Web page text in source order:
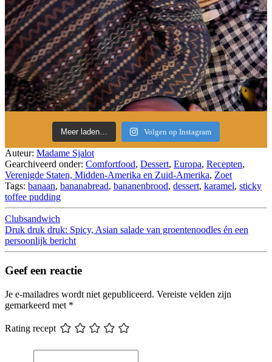
Meer laden… Volgen op Instagram
Auteur: Madame Sjalot
Gearchiveerd onder: Comfortfood, Dessert, Europa, Recepten,
Verenigde Staten, Midden-Amerika en Zuid-Amerika, Zoet
Tags: banaan, bananabread, bananenbrood, dessert, karamel, sticky
toffee pudding
Clubsandwich
Druk druk druk: Spicy, Asian salade van groentenoodles én een
persoonlijk bericht
Geef een reactie
Je e-mailadres wordt niet gepubliceerd. Vereiste velden zijn
gemarkeerd met *
Rating recept